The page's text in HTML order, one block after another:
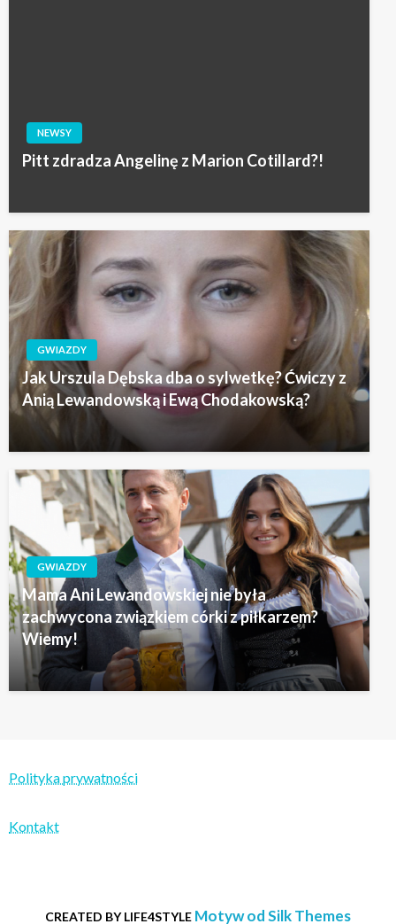
NEWSY
Pitt zdradza Angelinę z Marion Cotillard?!
GWIAZDY
Jak Urszula Dębska dba o sylwetkę? Ćwiczy z
Anią Lewandowską i Ewą Chodakowską?
GWIAZDY
Mama Ani Lewandowskiej nie była
zachwycona związkiem córki z piłkarzem?
Wiemy!
Polityka prywatności
Kontakt
CREATED BY LIFE4STYLE Motyw od Silk Themes